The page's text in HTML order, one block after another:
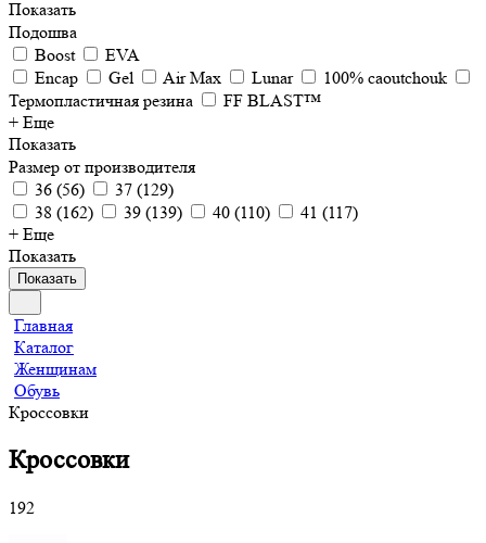
Показать
Подошва
Boost
EVA
Encap
Gel Air Max Lunar
100% caoutchouk
Термопластичная резина
FF BLAST™
+ Еще
Показать
Размер от производителя
36 (56) 37 (129)
38 (162) 39 (139) 40 (110) 41 (117)
+ Еще
Показать
Показать
Главная
Каталог
Женщинам
Обувь
Кроссовки
Кроссовки
192